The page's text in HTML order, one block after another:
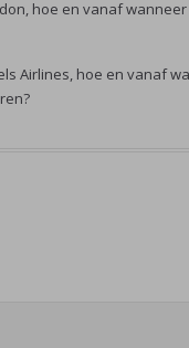
hoe en vanaf
Airlines, hoe en vanaf